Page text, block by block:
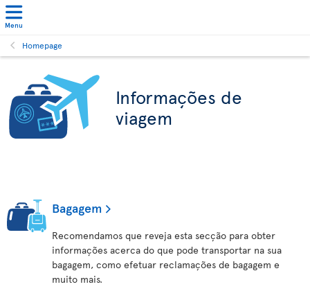
Menu
Homepage
Informações de
viagem
Bagagem
Recomendamos que reveja esta secção para obter
informações acerca do que pode transportar na sua
bagagem, como efetuar reclamações de bagagem e
muito mais.